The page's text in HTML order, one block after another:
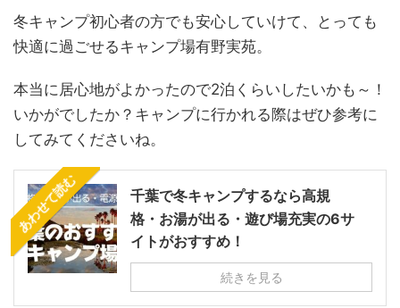
冬キャンプ初心者の方でも安心していけて、とっても
快適に過ごせるキャンプ場有野実苑。
本当に居心地がよかったので2泊くらいしたいかも～！
いかがでしたか？キャンプに行かれる際はぜひ参考に
してみてくださいね。
あわせて読む
千葉で冬キャンプするなら高規
格・お湯が出る・遊び場充実の6サ
イトがおすすめ！
続きを見る